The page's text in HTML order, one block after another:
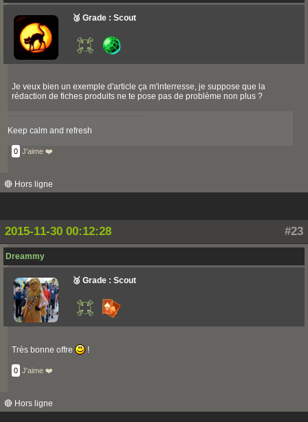
🥉 Grade : Scout
Je veux bien un exemple d'article ça m'interresse, je suppose que la
rédaction de fiches produits ne te pose pas de problème non plus ?
Keep calm and refresh
0 J'aime ❤️
🔴 Hors ligne
#23
2015-11-30 00:12:28
Dreammy
🥉 Grade : Scout
Très bonne offre !
0 J'aime ❤️
🔴 Hors ligne